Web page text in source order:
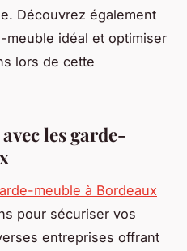
Découvrez également
meuble idéal et optimiser
lors de cette
les garde-
meuble à Bordeaux
pour sécuriser vos
entreprises offrant